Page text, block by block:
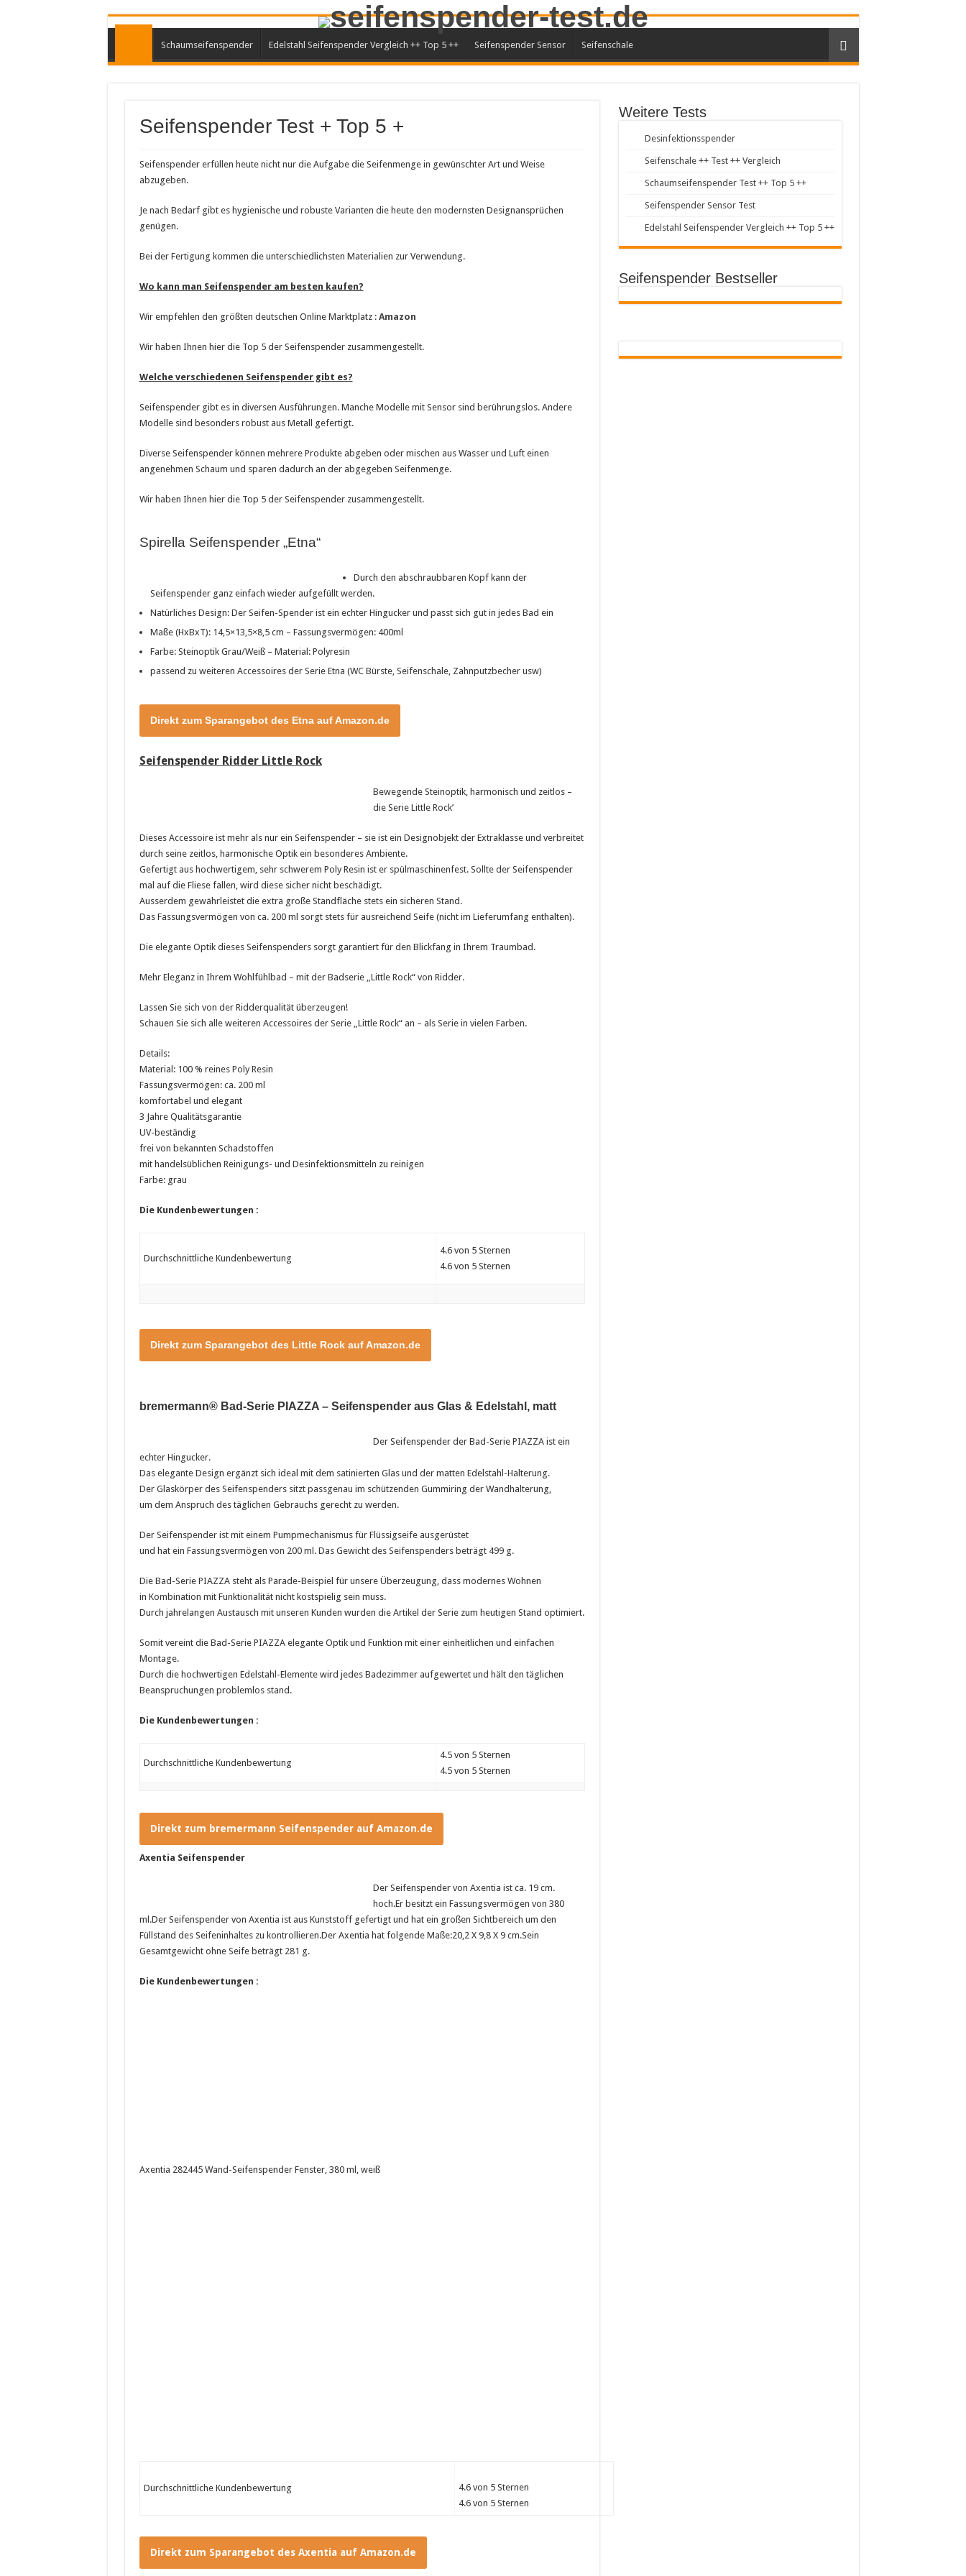
Schaumseifenspender Edelstahl Seifenspender Vergleich ++ Top 5 ++ Seifenspender Sensor Seifenschale
Seifenspender Test + Top 5 +
Seifenspender erfüllen heute nicht nur die Aufgabe die Seifenmenge in gewünschter Art und Weise
abzugeben.
Je nach Bedarf gibt es hygienische und robuste Varianten die heute den modernsten Designansprüchen
genügen.
Bei der Fertigung kommen die unterschiedlichsten Materialien zur Verwendung.
Wo kann man Seifenspender am besten kaufen?
Wir empfehlen den größten deutschen Online Marktplatz : Amazon
Wir haben Ihnen hier die Top 5 der Seifenspender zusammengestellt.
Welche verschiedenen Seifenspender gibt es?
Seifenspender gibt es in diversen Ausführungen. Manche Modelle mit Sensor sind berührungslos. Andere
Modelle sind besonders robust aus Metall gefertigt.
Diverse Seifenspender können mehrere Produkte abgeben oder mischen aus Wasser und Luft einen
angenehmen Schaum und sparen dadurch an der abgegeben Seifenmenge.
Wir haben Ihnen hier die Top 5 der Seifenspender zusammengestellt.
Spirella Seifenspender „Etna“
Durch den abschraubbaren Kopf kann der
Seifenspender ganz einfach wieder aufgefüllt werden.
Natürliches Design: Der Seifen-Spender ist ein echter Hingucker und passt sich gut in jedes Bad ein
Maße (HxBxT): 14,5×13,5×8,5 cm – Fassungsvermögen: 400ml
Farbe: Steinoptik Grau/Weiß – Material: Polyresin
passend zu weiteren Accessoires der Serie Etna (WC Bürste, Seifenschale, Zahnputzbecher usw)
Direkt zum Sparangebot des Etna auf Amazon.de
Seifenspender Ridder Little Rock
Bewegende Steinoptik, harmonisch und zeitlos –
die Serie Little Rock’
Dieses Accessoire ist mehr als nur ein Seifenspender – sie ist ein Designobjekt der Extraklasse und verbreitet
durch seine zeitlos, harmonische Optik ein besonderes Ambiente.
Gefertigt aus hochwertigem, sehr schwerem Poly Resin ist er spülmaschinenfest. Sollte der Seifenspender
mal auf die Fliese fallen, wird diese sicher nicht beschädigt.
Ausserdem gewährleistet die extra große Standfläche stets ein sicheren Stand.
Das Fassungsvermögen von ca. 200 ml sorgt stets für ausreichend Seife (nicht im Lieferumfang enthalten).
Die elegante Optik dieses Seifenspenders sorgt garantiert für den Blickfang in Ihrem Traumbad.
Mehr Eleganz in Ihrem Wohlfühlbad – mit der Badserie „Little Rock“ von Ridder.
Lassen Sie sich von der Ridderqualität überzeugen!
Schauen Sie sich alle weiteren Accessoires der Serie „Little Rock“ an – als Serie in vielen Farben.
Details:
Material: 100 % reines Poly Resin
Fassungsvermögen: ca. 200 ml
komfortabel und elegant
3 Jahre Qualitätsgarantie
UV-beständig
frei von bekannten Schadstoffen
mit handelsüblichen Reinigungs- und Desinfektionsmitteln zu reinigen
Farbe: grau
Die Kundenbewertungen :
Durchschnittliche Kundenbewertung
4.6 von 5 Sternen
4.6 von 5 Sternen
Direkt zum Sparangebot des Little Rock auf Amazon.de
bremermann® Bad-Serie PIAZZA – Seifenspender aus Glas & Edelstahl, matt
Der Seifenspender der Bad-Serie PIAZZA ist ein
echter Hingucker.
Das elegante Design ergänzt sich ideal mit dem satinierten Glas und der matten Edelstahl-Halterung.
Der Glaskörper des Seifenspenders sitzt passgenau im schützenden Gummiring der Wandhalterung,
um dem Anspruch des täglichen Gebrauchs gerecht zu werden.
Der Seifenspender ist mit einem Pumpmechanismus für Flüssigseife ausgerüstet
und hat ein Fassungsvermögen von 200 ml. Das Gewicht des Seifenspenders beträgt 499 g.
Die Bad-Serie PIAZZA steht als Parade-Beispiel für unsere Überzeugung, dass modernes Wohnen
in Kombination mit Funktionalität nicht kostspielig sein muss.
Durch jahrelangen Austausch mit unseren Kunden wurden die Artikel der Serie zum heutigen Stand optimiert.
Somit vereint die Bad-Serie PIAZZA elegante Optik und Funktion mit einer einheitlichen und einfachen
Montage.
Durch die hochwertigen Edelstahl-Elemente wird jedes Badezimmer aufgewertet und hält den täglichen
Beanspruchungen problemlos stand.
Die Kundenbewertungen :
Durchschnittliche Kundenbewertung
4.5 von 5 Sternen
4.5 von 5 Sternen
Direkt zum bremermann Seifenspender auf Amazon.de
Axentia Seifenspender
Der Seifenspender von Axentia ist ca. 19 cm.
hoch.Er besitzt ein Fassungsvermögen von 380
ml.Der Seifenspender von Axentia ist aus Kunststoff gefertigt und hat ein großen Sichtbereich um den
Füllstand des Seifeninhaltes zu kontrollieren.Der Axentia hat folgende Maße:20,2 X 9,8 X 9 cm.Sein
Gesamtgewicht ohne Seife beträgt 281 g.
Die Kundenbewertungen :
Axentia 282445 Wand-Seifenspender Fenster, 380 ml, weiß
Durchschnittliche Kundenbewertung
4.6 von 5 Sternen
4.6 von 5 Sternen
Direkt zum Sparangebot des Axentia auf Amazon.de
Weitere Tests
Desinfektionsspender
Seifenschale ++ Test ++ Vergleich
Schaumseifenspender Test ++ Top 5 ++
Seifenspender Sensor Test
Edelstahl Seifenspender Vergleich ++ Top 5 ++
Seifenspender Bestseller